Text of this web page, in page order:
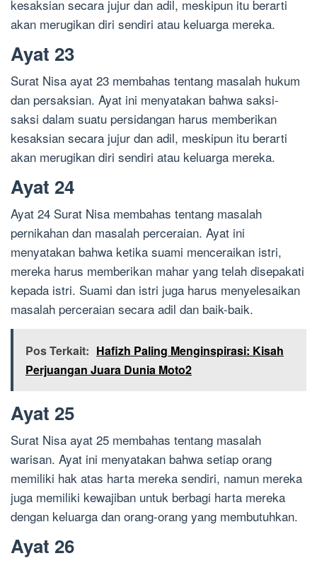
kesaksian secara jujur dan adil, meskipun itu berarti
akan merugikan diri sendiri atau keluarga mereka.
Ayat 23
Surat Nisa ayat 23 membahas tentang masalah hukum
dan persaksian. Ayat ini menyatakan bahwa saksi-
saksi dalam suatu persidangan harus memberikan
kesaksian secara jujur dan adil, meskipun itu berarti
akan merugikan diri sendiri atau keluarga mereka.
Ayat 24
Ayat 24 Surat Nisa membahas tentang masalah
pernikahan dan masalah perceraian. Ayat ini
menyatakan bahwa ketika suami menceraikan istri,
mereka harus memberikan mahar yang telah disepakati
kepada istri. Suami dan istri juga harus menyelesaikan
masalah perceraian secara adil dan baik-baik.
Pos Terkait: Hafizh Paling Menginspirasi: Kisah
Perjuangan Juara Dunia Moto2
Ayat 25
Surat Nisa ayat 25 membahas tentang masalah
warisan. Ayat ini menyatakan bahwa setiap orang
memiliki hak atas harta mereka sendiri, namun mereka
juga memiliki kewajiban untuk berbagi harta mereka
dengan keluarga dan orang-orang yang membutuhkan.
Ayat 26